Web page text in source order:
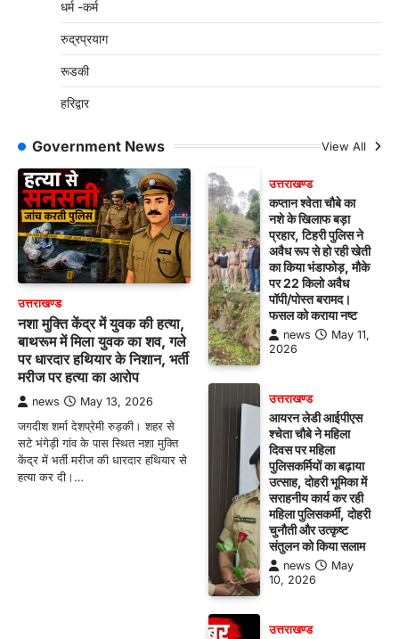
धर्म -कर्म
रुद्रप्रयाग
रूडकी
हरिद्वार
Government News View All
उत्तराखण्ड
नशा मुक्ति केंद्र में युवक की हत्या,
बाथरूम में मिला युवक का शव, गले
पर धारदार हथियार के निशान, भर्ती
मरीज पर हत्या का आरोप
news May 13, 2026
जगदीश शर्मा देशप्रेमी रुड़की। शहर से
सटे भंगेड़ी गांव के पास स्थित नशा मुक्ति
केंद्र में भर्ती मरीज की धारदार हथियार से
हत्या कर दी।…
उत्तराखण्ड
कप्तान श्वेता चौबे का
नशे के खिलाफ बड़ा
प्रहार, टिहरी पुलिस ने
अवैध रूप से हो रही खेती
का किया भंडाफोड़, मौके
पर 22 किलो अवैध
पॉपी/पोस्त बरामद।
फसल को कराया नष्ट
news
May 11,
2026
उत्तराखण्ड
आयरन लेडी आईपीएस
श्चेता चौबे ने महिला
दिवस पर महिला
पुलिसकर्मियों का बढ़ाया
उत्साह, दोहरी भूमिका में
सराहनीय कार्य कर रही
महिला पुलिसकर्मी, दोहरी
चुनौती और उत्कृष्ट
संतुलन को किया सलाम
news
May
10, 2026
उत्तराखण्ड